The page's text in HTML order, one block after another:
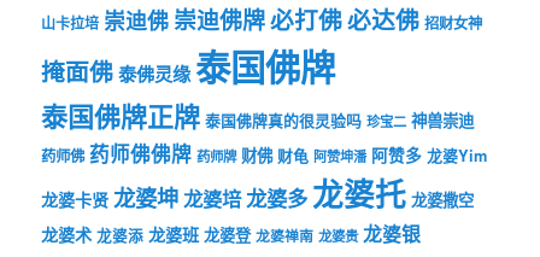
山卡拉培 崇迪佛崇迪佛牌必打佛必达佛 招财女神
掩面佛泰佛灵缘泰国佛牌
泰国佛牌正牌 泰国佛牌真的很灵验吗 珍宝二 神兽崇迪
药师佛 药师佛佛牌 药师牌 财佛 财龟 阿赞坤潘 阿赞多 龙婆Yim
龙婆卡贤 龙婆坤龙婆培 龙婆多龙婆托 龙婆撒空
龙婆术 龙婆添 龙婆班 龙婆登 龙婆禅南 龙婆贵 龙婆银